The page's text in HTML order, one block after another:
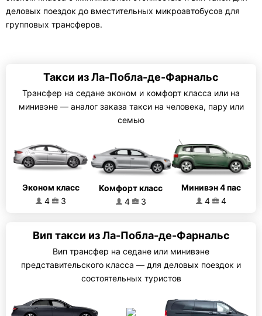
деловых поездок до вместительных микроавтобусов для
групповых трансферов.
Такси из Ла-Побла-де-Фарнальс
Трансфер на седане эконом и комфорт класса или на
минивэне — аналог заказа такси на человека, пару или
семью
Эконом класс
4
3
Комфорт класс
4
3
Минивэн 4 пас
4
4
Вип такси из Ла-Побла-де-Фарнальс
Вип трансфер на седане или минивэне
представительского класса — для деловых поездок и
состоятельных туристов